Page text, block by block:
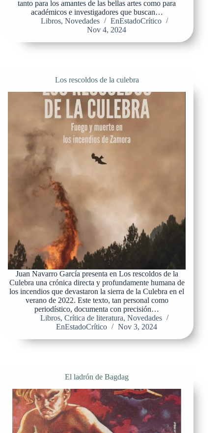
tanto para los amantes de las bellas artes como para
académicos e investigadores que buscan…
Libros,Novedades
EnEstadoCrítico
Nov 4, 2024
Los rescoldos de la culebra
Juan Navarro García presenta en Los rescoldos de la
Culebra una crónica directa y profundamente humana de
los incendios que devastaron la sierra de la Culebra en el
verano de 2022. Este texto, tan personal como
periodístico, documenta con precisión…
Libros,Crítica de literatura,Novedades
EnEstadoCrítico
Nov 3, 2024
El ladrón de Bagdag